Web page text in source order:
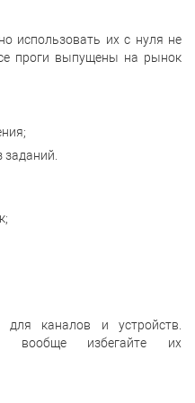
использовать их с нуля не
проги выпущены на рынок
заданий.
каналов и устройств.
вообще избегайте их